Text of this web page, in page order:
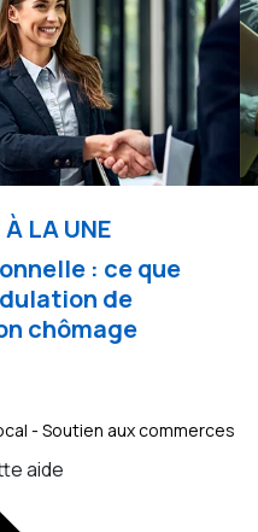
LA UNE
: ce que
de
chômage
- Soutien aux commerces
aide